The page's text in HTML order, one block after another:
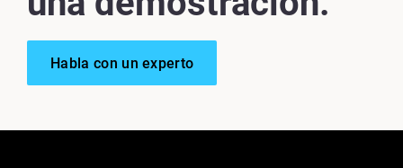
Habla con un experto